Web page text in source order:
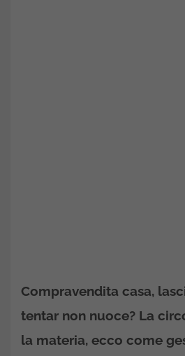
Compravendita casa,
tentar non nuoce? La
la materia, ecco come